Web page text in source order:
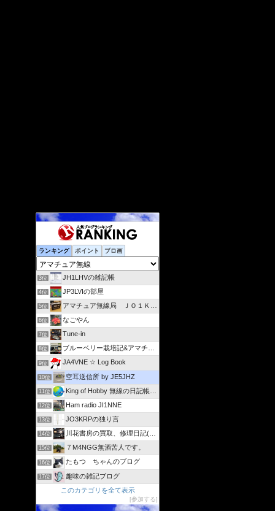
ランキング ポイント ブロ画
3位 JH1LHVの雑記帳
4位 JP3LVIの部屋
5位 アマチュア無線局 ＪＯ１ＫＶＳ
6位 なごやん
7位 Tune-in
8位 ブルーベリー栽培記&アマチュア無線(JA4IZL)活動記録
9位 JA4VNE ☆ Log Book
10位 空耳送信所 by JE5JHZ
11位 King of Hobby 無線の日記帳 from 広島
12位 Ham radio JI1NNE
13位 JO3KRPの独り言
14位 川花書房の買取、修理日記(JA2FJG)
15位 ７M4NGG無酒苦人です。
16位 たもつ ちゃんのブログ
17位
趣味の雑記ブログ
このカテゴリを全て表示
参加する